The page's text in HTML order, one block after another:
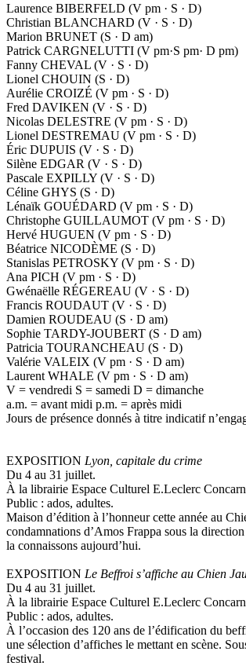
Laurence BIBERFELD (V pm · S · D)
Christian BLANCHARD (V · S · D)
Marion BRUNET (S · D am)
Patrick CARGNELUTTI (V pm·S pm· D pm)
Fanny CHEVAL (V · S · D)
Lionel CHOUIN (S · D)
Aurélie CROIZÉ (V pm · S · D)
Fred DAVIKEN (V · S · D)
Nicolas DELESTRE (V pm · S · D)
Lionel DESTREMAU (V pm · S · D)
Éric DUPUIS (V · S · D)
Silène EDGAR (V · S · D)
Pascale EXPILLY (V · S · D)
Céline GHYS (S · D)
Lénaïk GOUÉDARD (V pm · S · D)
Christophe GUILLAUMOT (V pm · S · D)
Hervé HUGUEN (V pm · S · D)
Béatrice NICODÈME (S · D)
Stanislas PETROSKY (V pm · S · D)
Ana PICH (V pm · S · D)
Gwénaëlle RÉGEREAU (V · S · D)
Francis ROUDAUT (V · S · D)
Damien ROUDEAU (S · D am)
Sophie TARDY-JOUBERT (S · D am)
Patricia TOURANCHEAU (S · D)
Valérie VALEIX (V pm · S · D am)
Laurent WHALE (V pm · S · D am)
V = vendredi S = samedi D = dimanche
a.m. = avant midi p.m. = après midi
Jours de présence donnés à titre indicatif
EXPOSITION Lyon, capitale du crime
Du 4 au 31 juillet.
À la librairie Espace Culturel E.Leclerc
Public : ados, adultes.
Maison d’édition à l’honneur cette année au
condamnations d’Amos Frappa sous la
la connaissons aujourd’hui.
EXPOSITION Le Beffroi s’affiche au Chien
Du 4 au 31 juillet.
À la librairie Espace Culturel E.Leclerc
Public : ados, adultes.
À l’occasion des 120 ans de l’édification du
une sélection d’affiches le mettant en scène.
festival.